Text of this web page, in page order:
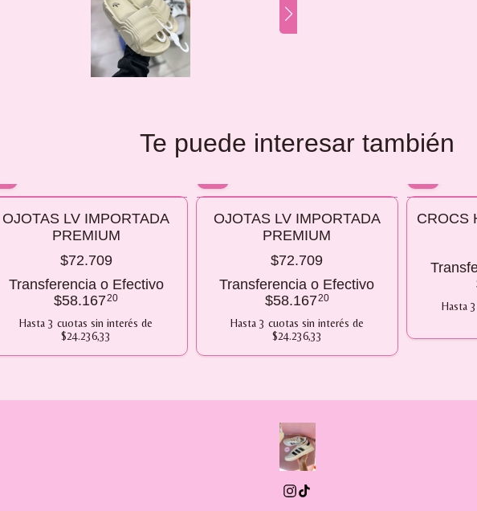
Te puede interesar también
COMPRANDO 2 O MÁS
OJOTAS LV IMPORTADA
PREMIUM
$72.709
Transferencia o Efectivo
$58.16720
Hasta3 cuotas sin interésde
$24.236,33
COMPRANDO 2 O MÁS
OJOTAS LV IMPORTADA
PREMIUM
$72.709
Transferencia o Efectivo
$58.16720
Hasta 3 cuotas sin interés de
$24.236,33
CROCS
Hasta 3